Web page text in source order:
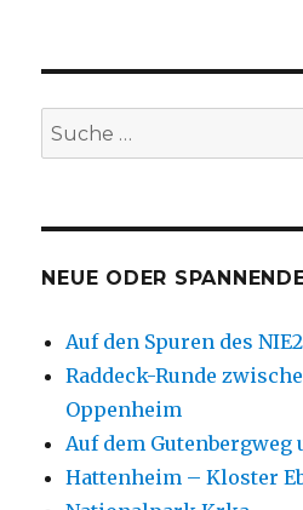
Beiträge
Suche
nach:
NEUE ODER
Auf den Spuren des NIE2
Raddeck-Runde
Oppenheim
Auf dem Gutenbergweg
Hattenheim – Kloster